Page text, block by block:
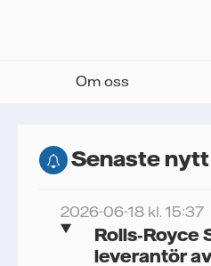
Om oss
Senaste nytt
2026-06-18 kl. 15:37
Rolls‑Royce
leverantör